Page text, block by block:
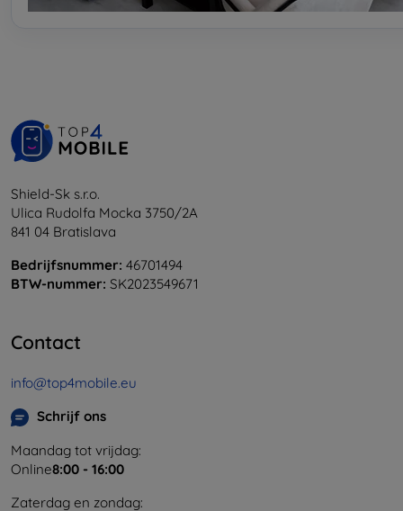
Shield-Sk s.r.o.
Ulica Rudolfa Mocka 3750/2A
841 04 Bratislava
Bedrijfsnummer: 46701494
BTW-nummer: SK2023549671
Contact
info@top4mobile.eu
Schrijf ons
Maandag tot vrijdag:
Online8:00 - 16:00
Zaterdag en zondag: